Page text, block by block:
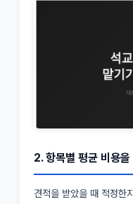
2. 항목별 평균 비용
견적을 받았을 때 적정한